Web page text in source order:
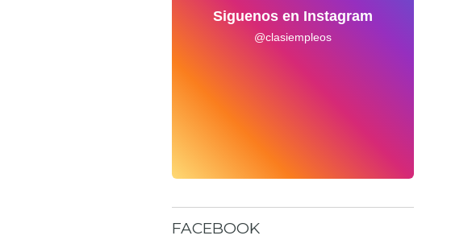
Siguenos en Instagram
@clasiempleos
FACEBOOK